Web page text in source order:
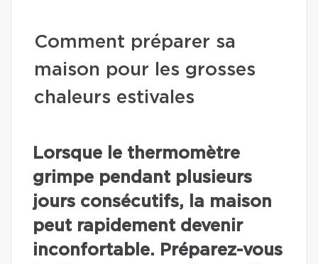
Comment préparer sa
maison pour les grosses
chaleurs estivales
Lorsque le thermomètre
grimpe pendant plusieurs
jours consécutifs, la maison
peut rapidement devenir
inconfortable. Préparez-vous